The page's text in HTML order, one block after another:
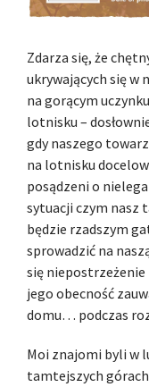
Zdarza się, że
ukrywających się w
na gorącym
lotnisku –
gdy naszego
na lotnisku
posądzeni o
sytuacji czym nasz
będzie rzadszym
sprowadzić na
się niepostrzeżenie
jego obecność
domu… podczas
Moi znajomi byli w
tamtejszych